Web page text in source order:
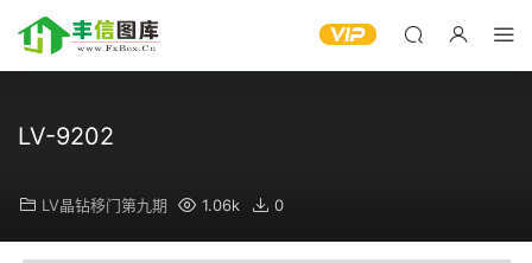
LV-9202
LV晶钻移门第九期 1.06k 0